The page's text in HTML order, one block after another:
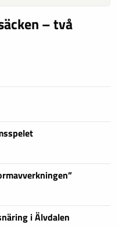
– två
i Älvdalen